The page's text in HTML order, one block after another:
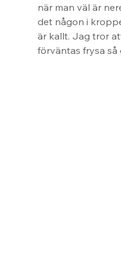
när man väl är
det någon i
är kallt. Jag tror
förväntas frysa så